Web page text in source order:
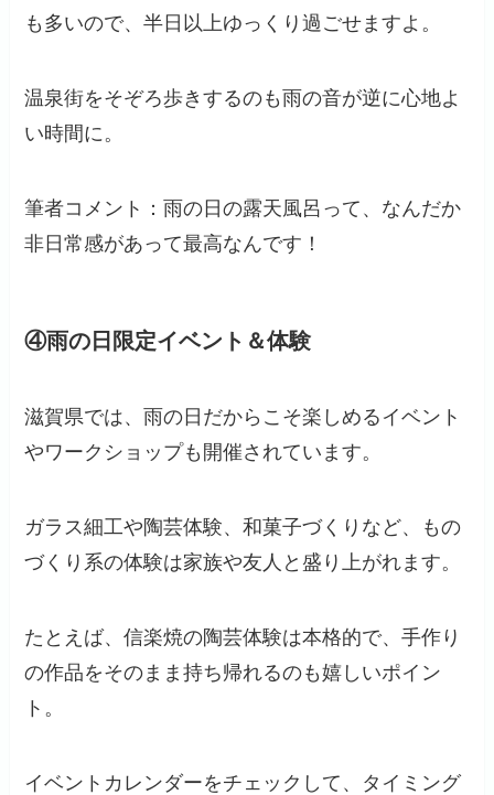
も多いので、半日以上ゆっくり過ごせますよ。
温泉街をそぞろ歩きするのも雨の音が逆に心地よ
い時間に。
筆者コメント：雨の日の露天風呂って、なんだか
非日常感があって最高なんです！
④雨の日限定イベント＆体験
滋賀県では、雨の日だからこそ楽しめるイベント
やワークショップも開催されています。
ガラス細工や陶芸体験、和菓子づくりなど、もの
づくり系の体験は家族や友人と盛り上がれます。
たとえば、信楽焼の陶芸体験は本格的で、手作り
の作品をそのまま持ち帰れるのも嬉しいポイン
ト。
イベントカレンダーをチェックして、タイミング